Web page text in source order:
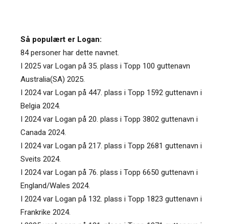
Så populært er Logan:
84 personer har dette navnet.
I 2025 var Logan på 35. plass i Topp 100 guttenavn
Australia(SA) 2025.
I 2024 var Logan på 447. plass i Topp 1592 guttenavn i
Belgia 2024.
I 2024 var Logan på 20. plass i Topp 3802 guttenavn i
Canada 2024.
I 2024 var Logan på 217. plass i Topp 2681 guttenavn i
Sveits 2024.
I 2024 var Logan på 76. plass i Topp 6650 guttenavn i
England/Wales 2024.
I 2024 var Logan på 132. plass i Topp 1823 guttenavn i
Frankrike 2024.